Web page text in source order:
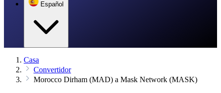
Español
Casa
Convertidor
Morocco Dirham (MAD) a Mask Network (MASK)